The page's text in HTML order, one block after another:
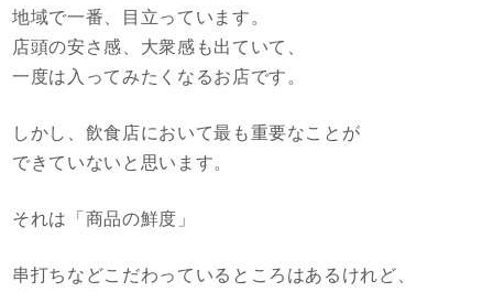
地域で一番、目立っています。
店頭の安さ感、大衆感も出ていて、
一度は入ってみたくなるお店です。
しかし、飲食店において最も重要なことが
できていないと思います。
それは「商品の鮮度」
串打ちなどこだわっているところはあるけれど、